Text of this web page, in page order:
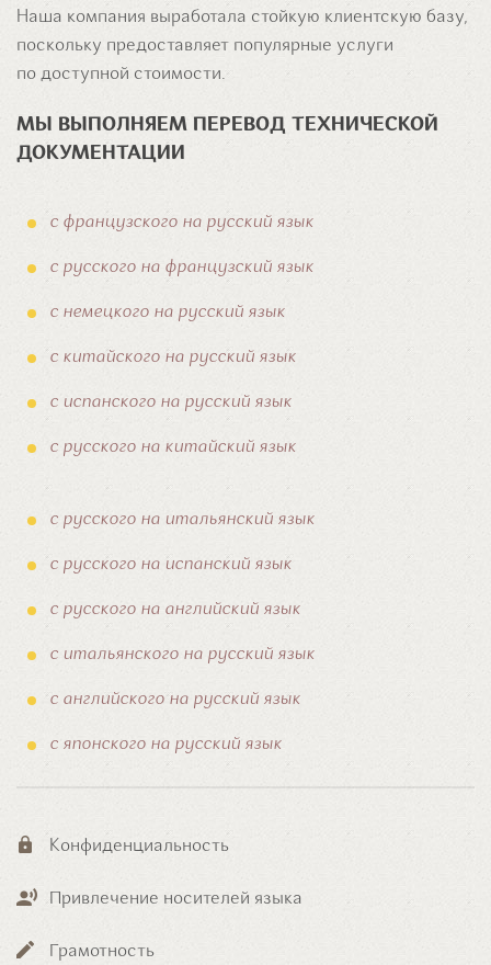
Наша компания выработала стойкую клиентскую базу,
поскольку предоставляет популярные услуги
по доступной стоимости.
МЫ ВЫПОЛНЯЕМ ПЕРЕВОД ТЕХНИЧЕСКОЙ
ДОКУМЕНТАЦИИ
с французского на русский язык
с русского на французский язык
с немецкого на русский язык
с китайского на русский язык
с испанского на русский язык
с русского на китайский язык
с русского на итальянский язык
с русского на испанский язык
с русского на английский язык
с итальянского на русский язык
с английского на русский язык
с японского на русский язык
Конфиденциальность
Привлечение носителей языка
Грамотность